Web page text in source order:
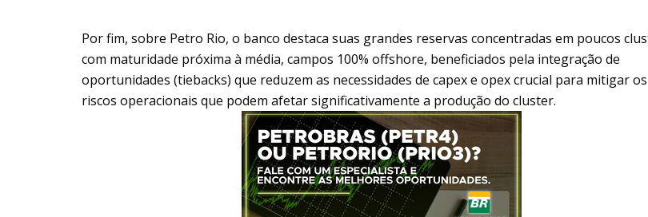
Por fim, sobre Petro Rio, o banco destaca suas grandes reservas concentradas em poucos
com maturidade próxima à média, campos 100% offshore, beneficiados pela integração de
oportunidades (tiebacks) que reduzem as necessidades de capex e opex crucial para mitigar os
riscos operacionais que podem afetar significativamente a produção do cluster.